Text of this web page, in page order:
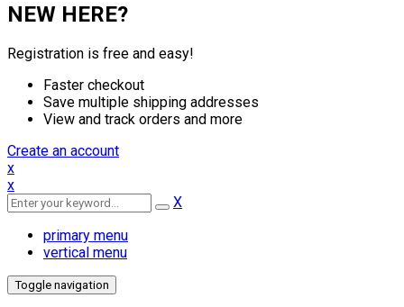
NEW HERE?
Registration is free and easy!
Faster checkout
Save multiple shipping addresses
View and track orders and more
Create an account
x
x
X
primary menu
vertical menu
Toggle navigation